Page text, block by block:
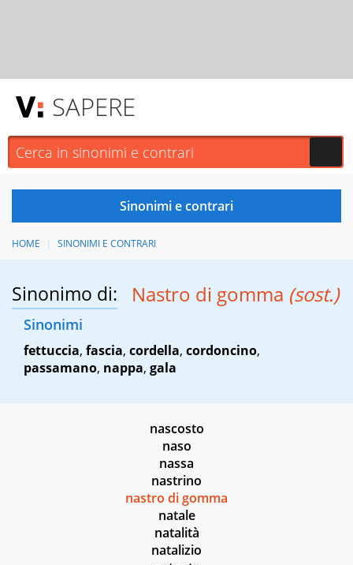
SAPERE
HOME SINONIMI E CONTRARI
Sinonimo di: Nastro di gomma (sost.)
Sinonimi
fettuccia, fascia, cordella, cordoncino,
passamano, nappa, gala
nascosto
naso
nassa
nastrino
nastro di gomma
natale
natalità
natalizio